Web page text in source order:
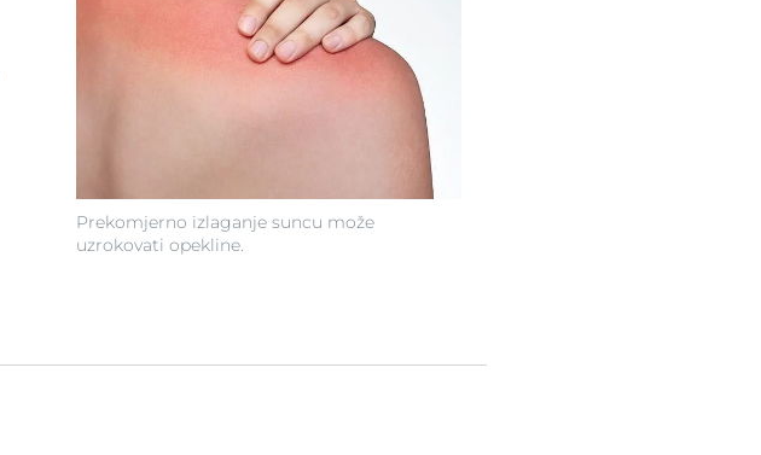
Prekomjerno izlaganje suncu može
uzrokovati opekline.